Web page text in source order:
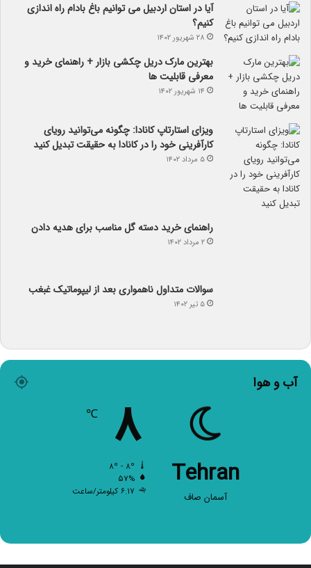
آیا در استان اردبیل می توانیم باغ بادام راه اندازی
کنیم؟
۲۸ شهریور ۱۴۰۲
بهترین مارک دریل چکشی بازار + راهنمای خرید و
معرفی قابلیت ها
۱۴ شهریور ۱۴۰۲
ویزای استارتاپ کانادا: چگونه می‌توانید رویای
کارآفرینی خود را در کانادا به حقیقت تبدیل کنید
۵ مرداد ۱۴۰۲
راهنمای خرید دسته گل مناسب برای هدیه دادن
۲ مرداد ۱۴۰۲
سوالات متداول ناهمواری بعد از لیپوماتیک غبغب
۵ تیر ۱۴۰۲
آب و هوا
Tehran
آسمان صاف
۸
۵۷%
۶.۱۷ کیلومتر/ساعت